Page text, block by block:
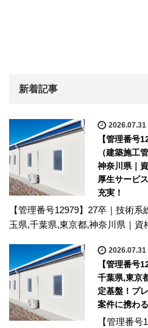
新着記事
2026.07.31
【管理番号
（建築施工
神奈川県｜
厚生サービ
充実！
【管理番号12979】27卒｜技術
玉県,千葉県,東京都,神奈川県｜
2026.07.31
【管理番号
千葉県,東京
定基盤！プ
案件に携わ
【管理番